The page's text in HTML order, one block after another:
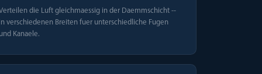
die Luft gleichmaessig in der Daemmschicht --
verschiedenen Breiten fuer unterschiedliche Fugen
Kanaele.